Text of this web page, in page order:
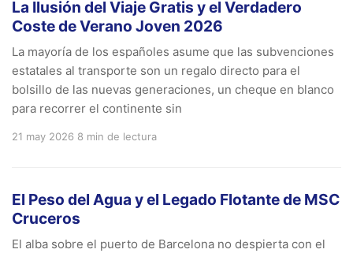
La Ilusión del Viaje Gratis y el Verdadero
Coste de Verano Joven 2026
La mayoría de los españoles asume que las subvenciones
estatales al transporte son un regalo directo para el
bolsillo de las nuevas generaciones, un cheque en blanco
para recorrer el continente sin
21 may 2026 8 min de lectura
El Peso del Agua y el Legado Flotante de MSC
Cruceros
El alba sobre el puerto de Barcelona no despierta con el